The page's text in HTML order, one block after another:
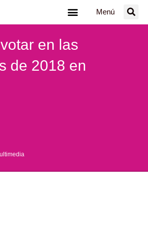
Menú
en las
de 2018 en